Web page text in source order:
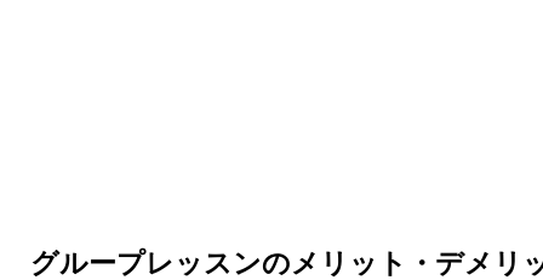
グループレッスンのメリット・デメリ